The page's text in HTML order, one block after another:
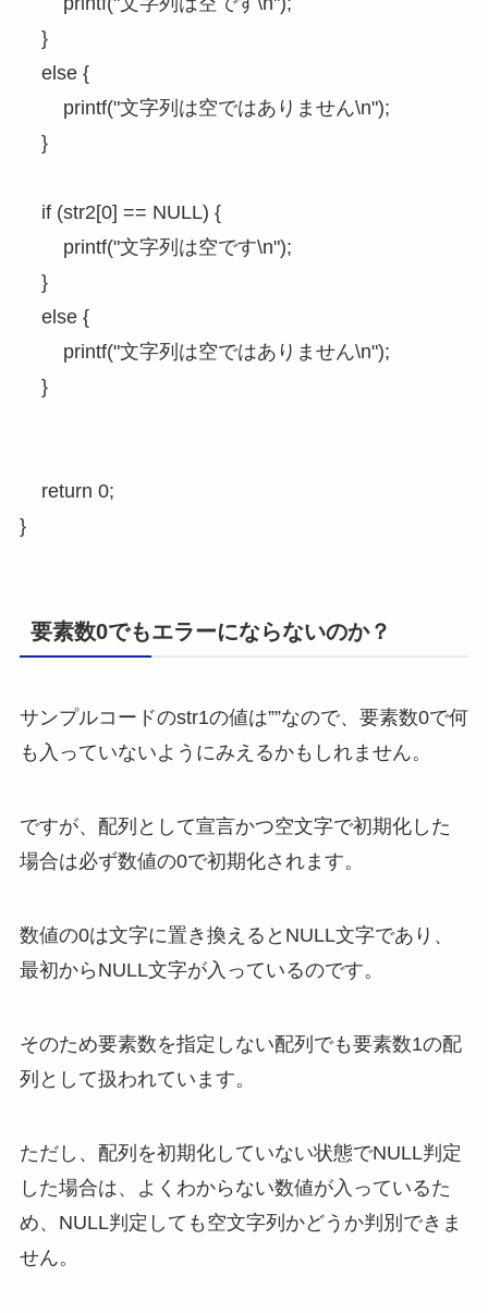
	}
	else {
		printf("文字列は空ではありません\n");
	}
	if (str2[0] == NULL) {
		printf("文字列は空です\n");
	}
	else {
		printf("文字列は空ではありません\n");
	}
	return 0;
}
要素数0でもエラーにならないのか？
サンプルコードのstr1の値は””なので、要素数0で何
も入っていないようにみえるかもしれません。
ですが、配列として宣言かつ空文字で初期化した
場合は必ず数値の0で初期化されます。
数値の0は文字に置き換えるとNULL文字であり、
最初からNULL文字が入っているのです。
そのため要素数を指定しない配列でも要素数1の配
列として扱われています。
ただし、配列を初期化していない状態でNULL判定
した場合は、よくわからない数値が入っているた
め、NULL判定しても空文字列かどうか判別できま
せん。